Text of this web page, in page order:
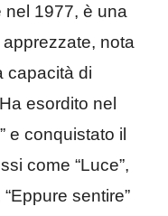
nel 1977, è una
nota
capacità di
esordito nel
e conquistato il
come “Luce”,
sentire”